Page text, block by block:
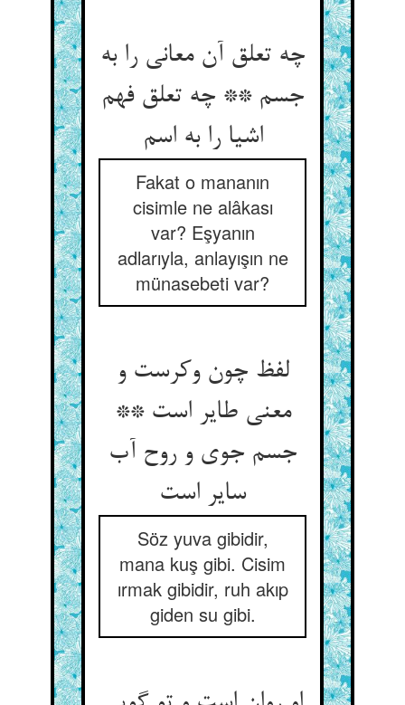
چه تعلق آن معانی را به
جسم ** چه تعلق فهم
اشیا را به اسم‏
Fakat o mananın
cisimle ne alâkası
var? Eşyanın
adlarıyla, anlayışın ne
münasebeti var?
لفظ چون وکرست و
معنی طایر است **
جسم جوی و روح آب
سایر است‏
Söz yuva gibidir,
mana kuş gibi. Cisim
ırmak gibidir, ruh akıp
giden su gibi.